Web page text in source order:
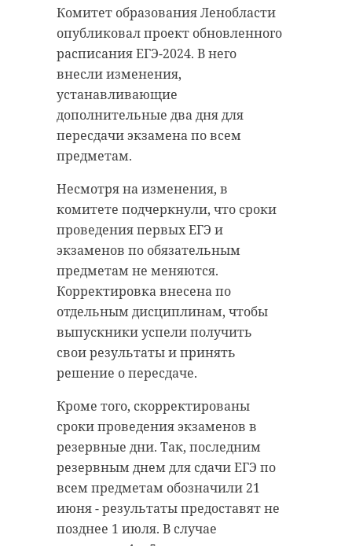
Комитет образования Ленобласти
опубликовал проект обновленного
расписания ЕГЭ-2024. В него
внесли изменения,
устанавливающие
дополнительные два дня для
пересдачи экзамена по всем
предметам.
Несмотря на изменения, в
комитете подчеркнули, что сроки
проведения первых ЕГЭ и
экзаменов по обязательным
предметам не меняются.
Корректировка внесена по
отдельным дисциплинам, чтобы
выпускники успели получить
свои результаты и принять
решение о пересдаче.
Кроме того, скорректированы
сроки проведения экзаменов в
резервные дни. Так, последним
резервным днем для сдачи ЕГЭ по
всем предметам обозначили 21
июня - результаты предоставят не
позднее 1 июля. В случае